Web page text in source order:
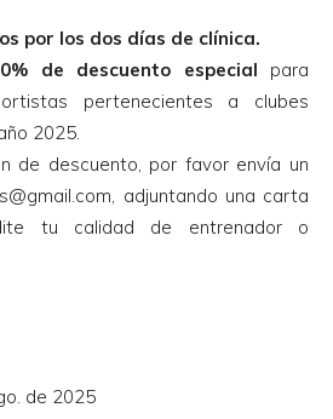
por los dos días de clínica.
de descuento especial para
pertenecientes a clubes
2025.
de descuento, por favor envía un
adjuntando una carta
tu calidad de entrenador o
de 2025